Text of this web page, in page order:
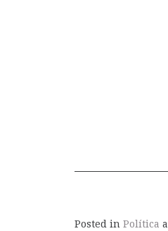
Posted in Política